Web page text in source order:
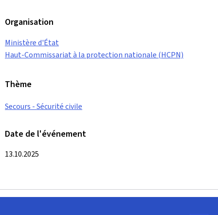
Organisation
Ministère d'État
Haut-Commissariat à la protection nationale (HCPN)
Thème
Secours - Sécurité civile
Date de l'événement
13.10.2025